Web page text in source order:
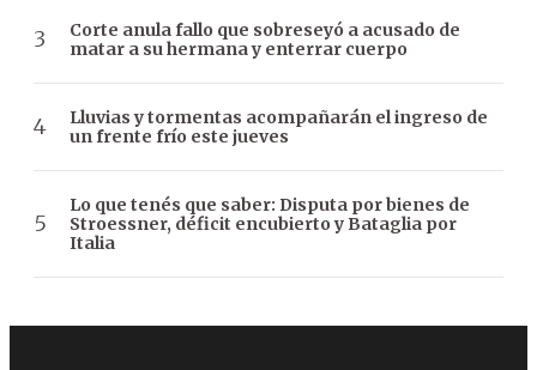
Corte anula fallo que sobreseyó a acusado de
matar a su hermana y enterrar cuerpo
Lluvias y tormentas acompañarán el ingreso de
un frente frío este jueves
Lo que tenés que saber: Disputa por bienes de
Stroessner, déficit encubierto y Bataglia por
Italia